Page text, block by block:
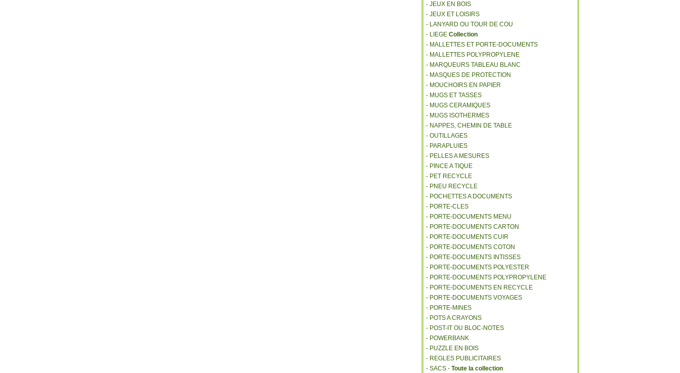
- JEUX EN BOIS
- JEUX ET LOISIRS
- LANYARD OU TOUR DE COU
- LIEGE Collection
- MALLETTES ET PORTE-DOCUMENTS
- MALLETTES POLYPROPYLENE
- MARQUEURS TABLEAU BLANC
- MASQUES DE PROTECTION
- MOUCHOIRS EN PAPIER
- MUGS ET TASSES
- MUGS CERAMIQUES
- MUGS ISOTHERMES
- NAPPES, CHEMIN DE TABLE
- OUTILLAGES
- PARAPLUIES
- PELLES A MESURES
- PINCE A TIQUE
- PET RECYCLE
- PNEU RECYCLE
- POCHETTES A DOCUMENTS
- PORTE-CLES
- PORTE-DOCUMENTS MENU
- PORTE-DOCUMENTS CARTON
- PORTE-DOCUMENTS CUIR
- PORTE-DOCUMENTS COTON
- PORTE-DOCUMENTS INTISSES
- PORTE-DOCUMENTS POLYESTER
- PORTE-DOCUMENTS POLYPROPYLENE
- PORTE-DOCUMENTS EN RECYCLE
- PORTE-DOCUMENTS VOYAGES
- PORTE-MINES
- POTS A CRAYONS
- POST-IT OU BLOC-NOTES
- POWERBANK
- PUZZLE EN BOIS
- REGLES PUBLICITAIRES
- SACS - Toute la collection